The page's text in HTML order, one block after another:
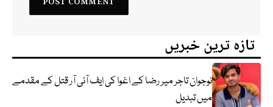
تازہ ترین خبریں
نوجوان تاجر میر رضا کے اغوا کی ایف آئی آر قتل کے مقدمے
میں تبدیل